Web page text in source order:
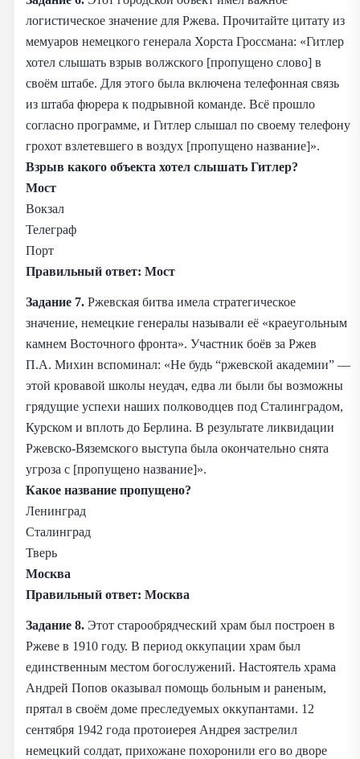
логистическое значение для Ржева. Прочитайте цитату из
мемуаров немецкого генерала Хорста Гроссмана: «Гитлер
хотел слышать взрыв волжского [пропущено слово] в
своём штабе. Для этого была включена телефонная связь
из штаба фюрера к подрывной команде. Всё прошло
согласно программе, и Гитлер слышал по своему телефону
грохот взлетевшего в воздух [пропущено название]».
Взрыв какого объекта хотел слышать Гитлер?
Мост
Вокзал
Телеграф
Порт
Правильный ответ: Мост
Задание 7. Ржевская битва имела стратегическое
значение, немецкие генералы называли её «краеугольным
камнем Восточного фронта». Участник боёв за Ржев
П.А. Михин вспоминал: «Не будь “ржевской академии” —
этой кровавой школы неудач, едва ли были бы возможны
грядущие успехи наших полководцев под Сталинградом,
Курском и вплоть до Берлина. В результате ликвидации
Ржевско-Вяземского выступа была окончательно снята
угроза с [пропущено название]».
Какое название пропущено?
Ленинград
Сталинград
Тверь
Москва
Правильный ответ: Москва
Задание 8. Этот старообрядческий храм был построен в
Ржеве в 1910 году. В период оккупации храм был
единственным местом богослужений. Настоятель храма
Андрей Попов оказывал помощь больным и раненым,
прятал в своём доме преследуемых оккупантами. 12
сентября 1942 года протоиерея Андрея застрелил
немецкий солдат, прихожане похоронили его во дворе